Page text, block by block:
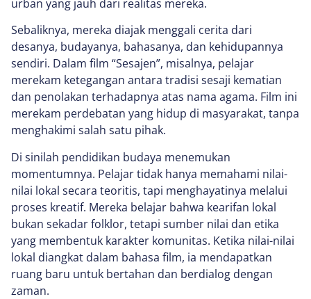
urban yang jauh dari realitas mereka.
Sebaliknya, mereka diajak menggali cerita dari
desanya, budayanya, bahasanya, dan kehidupannya
sendiri. Dalam film “Sesajen”, misalnya, pelajar
merekam ketegangan antara tradisi sesaji kematian
dan penolakan terhadapnya atas nama agama. Film ini
merekam perdebatan yang hidup di masyarakat, tanpa
menghakimi salah satu pihak.
Di sinilah pendidikan budaya menemukan
momentumnya. Pelajar tidak hanya memahami nilai-
nilai lokal secara teoritis, tapi menghayatinya melalui
proses kreatif. Mereka belajar bahwa kearifan lokal
bukan sekadar folklor, tetapi sumber nilai dan etika
yang membentuk karakter komunitas. Ketika nilai-nilai
lokal diangkat dalam bahasa film, ia mendapatkan
ruang baru untuk bertahan dan berdialog dengan
zaman.